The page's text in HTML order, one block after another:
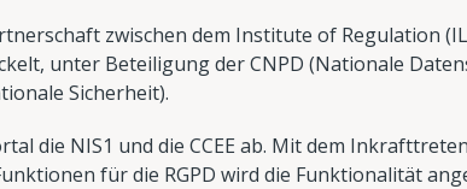
zwischen dem Institute of Regulation
unter Beteiligung der CNPD (Nationale
Sicherheit).
die NIS1 und die CCEE ab. Mit dem
für die RGPD wird die Funktionalität